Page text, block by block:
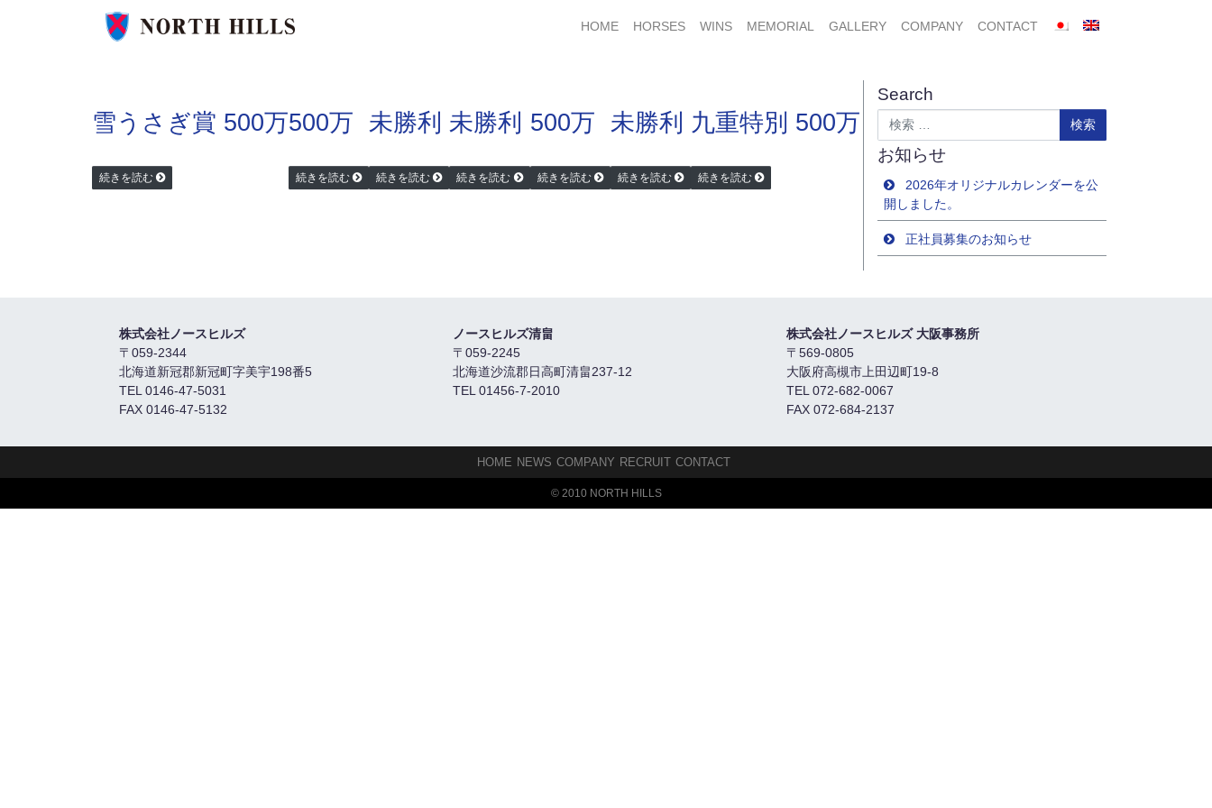
HOME
HORSES WINS MEMORIAL GALLERY COMPANY CONTACT
雪うさぎ賞 500万
続きを読む
500万
続きを読む
未勝利
続きを読む
未勝利
続きを読む
500万
続きを読む
未勝利
続きを読む
九重特別 500万
続きを読む
Search
検索
お知らせ
2026年オリジナルカレンダーを公
開しました。
正社員募集のお知らせ
株式会社ノースヒルズ
〒059-2344
北海道新冠郡新冠町字美宇198番5
TEL 0146-47-5031
FAX 0146-47-5132
ノースヒルズ清畠
〒059-2245
北海道沙流郡日高町清畠237-12
TEL 01456-7-2010
株式会社ノースヒルズ 大阪事務所
〒569-0805
大阪府高槻市上田辺町19-8
TEL 072-682-0067
FAX 072-684-2137
HOME NEWS COMPANY RECRUIT CONTACT
© 2010 NORTH HILLS